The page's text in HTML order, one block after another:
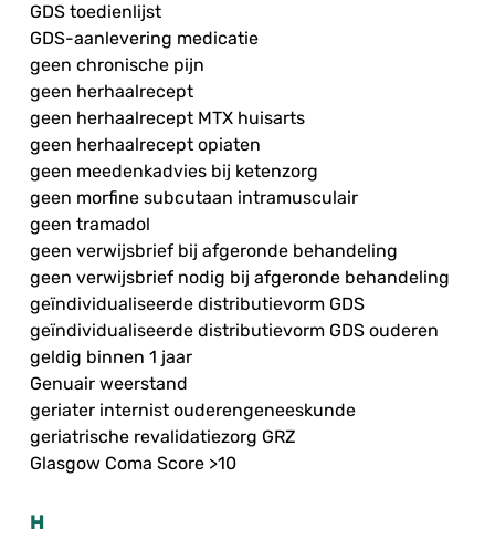
GDS toedienlijst
GDS-aanlevering medicatie
geen chronische pijn
geen herhaalrecept
geen herhaalrecept MTX huisarts
geen herhaalrecept opiaten
geen meedenkadvies bij ketenzorg
geen morfine subcutaan intramusculair
geen tramadol
geen verwijsbrief bij afgeronde behandeling
geen verwijsbrief nodig bij afgeronde behandeling
geïndividualiseerde distributievorm GDS
geïndividualiseerde distributievorm GDS ouderen
geldig binnen 1 jaar
Genuair weerstand
geriater internist ouderengeneeskunde
geriatrische revalidatiezorg GRZ
Glasgow Coma Score >10
H